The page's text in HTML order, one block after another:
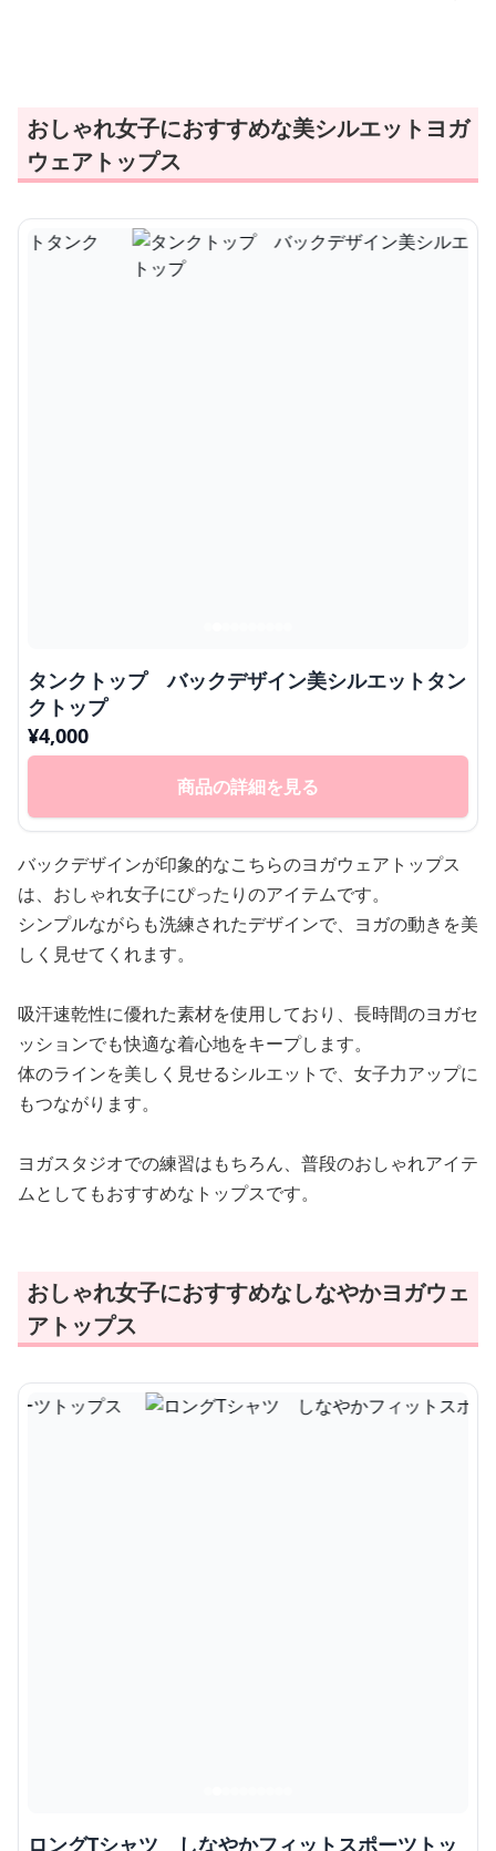
おしゃれ女子におすすめな美シルエットヨガ
ウェアトップス
タンクトップ バックデザイン美シルエットタン
クトップ
¥4,000
商品の詳細を見る
バックデザインが印象的なこちらのヨガウェアトップス
は、おしゃれ女子にぴったりのアイテムです。
シンプルながらも洗練されたデザインで、ヨガの動きを美
しく見せてくれます。
吸汗速乾性に優れた素材を使用しており、長時間のヨガセ
ッションでも快適な着心地をキープします。
体のラインを美しく見せるシルエットで、女子力アップに
もつながります。
ヨガスタジオでの練習はもちろん、普段のおしゃれアイテ
ムとしてもおすすめなトップスです。
おしゃれ女子におすすめなしなやかヨガウェ
アトップス
ロングTシャツ しなやかフィットスポーツトッ